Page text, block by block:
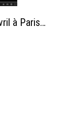
à Paris…